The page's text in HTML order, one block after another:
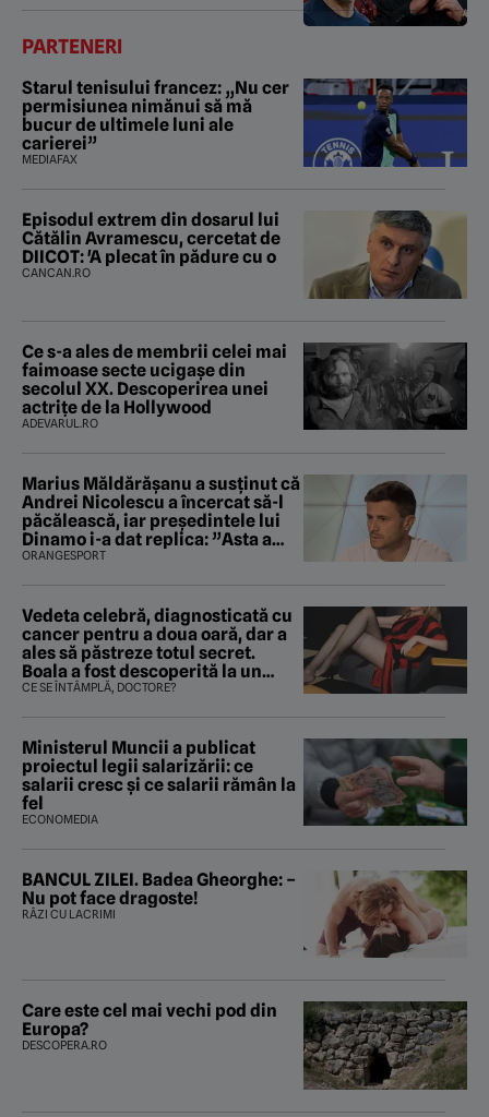
PARTENERI
Starul tenisului francez: „Nu cer
permisiunea nimănui să mă
bucur de ultimele luni ale
carierei”
MEDIAFAX
Episodul extrem din dosarul lui
Cătălin Avramescu, cercetat de
DIICOT: 'A plecat în pădure cu o
CANCAN.RO
Ce s-a ales de membrii celei mai
faimoase secte ucigașe din
secolul XX. Descoperirea unei
actrițe de la Hollywood
ADEVARUL.RO
Marius Măldărăşanu a susţinut că
Andrei Nicolescu a încercat să-l
păcălească, iar preşedintele lui
Dinamo i-a dat replica: ”Asta a
fost istoria”
ORANGESPORT
Vedeta celebră, diagnosticată cu
cancer pentru a doua oară, dar a
ales să păstreze totul secret.
Boala a fost descoperită la un
control de rutină
CE SE ÎNTÂMPLĂ, DOCTORE?
Ministerul Muncii a publicat
proiectul legii salarizării: ce
salarii cresc și ce salarii rămân la
fel
ECONOMEDIA
BANCUL ZILEI. Badea Gheorghe: –
Nu pot face dragoste!
RÂZI CU LACRIMI
Care este cel mai vechi pod din
Europa?
DESCOPERA.RO